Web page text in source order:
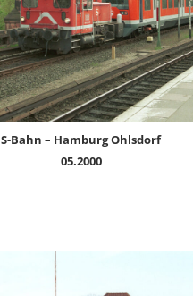
S-Bahn – Hamburg Ohlsdorf
05.2000